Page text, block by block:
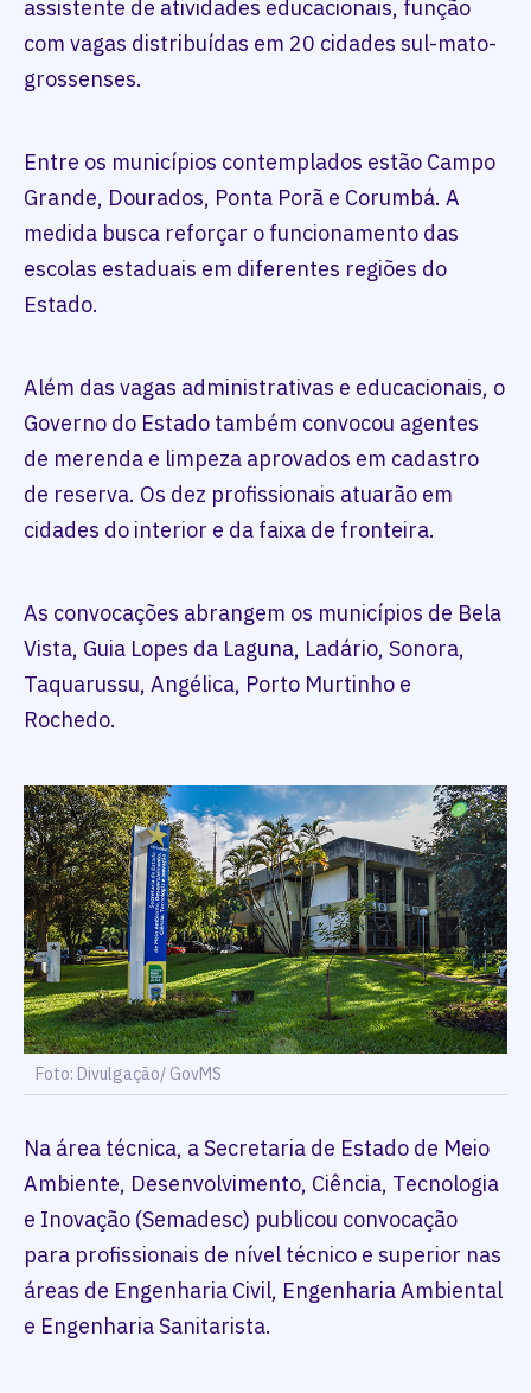
assistente de atividades educacionais, função
com vagas distribuídas em 20 cidades sul-mato-
grossenses.
Entre os municípios contemplados estão Campo
Grande, Dourados, Ponta Porã e Corumbá. A
medida busca reforçar o funcionamento das
escolas estaduais em diferentes regiões do
Estado.
Além das vagas administrativas e educacionais, o
Governo do Estado também convocou agentes
de merenda e limpeza aprovados em cadastro
de reserva. Os dez profissionais atuarão em
cidades do interior e da faixa de fronteira.
As convocações abrangem os municípios de Bela
Vista, Guia Lopes da Laguna, Ladário, Sonora,
Taquarussu, Angélica, Porto Murtinho e
Rochedo.
Foto: Divulgação/ GovMS
Na área técnica, a Secretaria de Estado de Meio
Ambiente, Desenvolvimento, Ciência, Tecnologia
e Inovação (Semadesc) publicou convocação
para profissionais de nível técnico e superior nas
áreas de Engenharia Civil, Engenharia Ambiental
e Engenharia Sanitarista.